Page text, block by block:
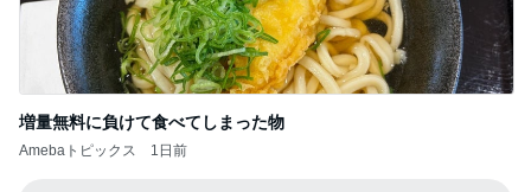
増量無料に負けて食べてしまった物
Amebaトピックス 1日前